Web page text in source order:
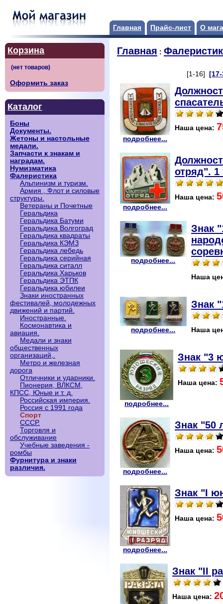
Главная Прайс-лист О
Корзина
Оформить заказ
Каталог
Боны
Документы.
Жетоны и настольные
медали.
Запчасти к знакам и
наградам.
Нумизматика
Фалеристика
Альпинизм и туризм.
Армия , Флот и силовые
структуры.
Ветераны и Почетные
Геральдика
Геральдика Батуми
Геральдика Волгоград
Геральдика квадраты
Геральдика КЭМЗ
Геральдика лебедь
Геральдика серийная
Геральдика ситалл
Геральдика Харьков
Геральдика ЭТПК
Геральдика юбилеи
Знаки иностранных
фестивалей, молодежных
движений и партий.
Иностранные.
Космонавтика и
авиация.
Медали и знаки
общественных
организаций,.
Метро и железная
дорога
Отличники и ударники.
Пионерия, ВЛКСМ,
КПСС, Юные и т. д.
Российская империя.
Россия с 1991 года
Спорт
СССР.
Торговля и
обслуживание
Учебные заведения -
ромбы
Фурнитура и знаки
различия.
Главная :
[1-16]
подробнее...
Наша цена:
подробнее...
отряд". 1
Наша цена:
подробнее...
Знак
Наша
подробнее...
Знак
Наша
подробнее...
Знак "3
Наша цена:
подробнее...
Знак "50
Наша цена:
подробнее...
Знак "I
Наша цена:
Знак "II
Наша цена: